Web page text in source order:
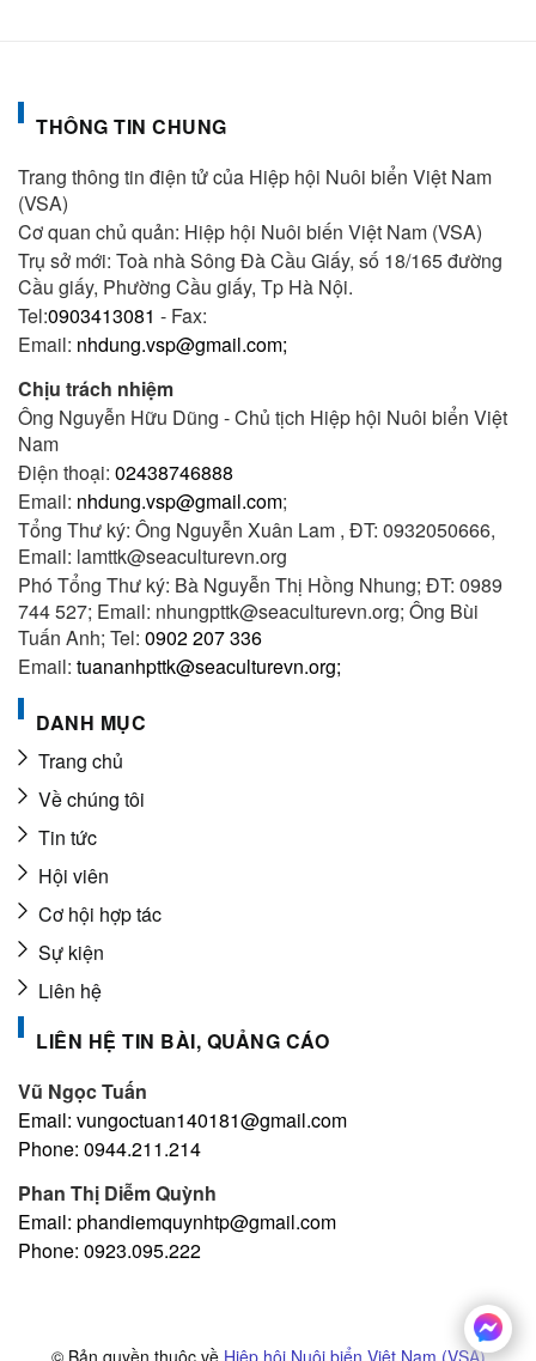
THÔNG TIN CHUNG
Trang thông tin điện tử của Hiệp hội Nuôi biển Việt Nam
(VSA)
Cơ quan chủ quản: Hiệp hội Nuôi biến Việt Nam (VSA)
Trụ sở mới: Toà nhà Sông Đà Cầu Giấy, số 18/165 đường
Cầu giấy, Phường Cầu giấy, Tp Hà Nội.
Tel:0903413081 - Fax:
Email: nhdung.vsp@gmail.com;
Chịu trách nhiệm
Ông Nguyễn Hữu Dũng - Chủ tịch Hiệp hội Nuôi biển Việt
Nam
Điện thoại: 02438746888
Email: nhdung.vsp@gmail.com;
Tổng Thư ký: Ông Nguyễn Xuân Lam , ĐT: 0932050666,
Email: lamttk@seaculturevn.org
Phó Tổng Thư ký: Bà Nguyễn Thị Hồng Nhung; ĐT: 0989
744 527; Email: nhungpttk@seaculturevn.org; Ông Bùi
Tuấn Anh; Tel: 0902 207 336
Email: tuananhpttk@seaculturevn.org;
DANH MỤC
Trang chủ
Về chúng tôi
Tin tức
Hội viên
Cơ hội hợp tác
Sự kiện
Liên hệ
LIÊN HỆ TIN BÀI, QUẢNG CÁO
Vũ Ngọc Tuấn
Email: vungoctuan140181@gmail.com
Phone: 0944.211.214
Phan Thị Diễm Quỳnh
Email: phandiemquynhtp@gmail.com
Phone: 0923.095.222
© Bản quyền thuộc về Hiệp hội Nuôi biển Việt Nam (VSA)